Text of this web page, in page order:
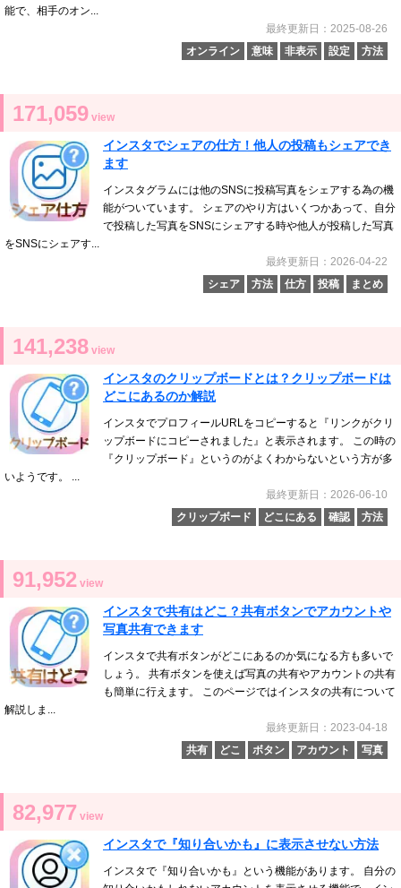
能で、相手のオン...
最終更新日：2025-08-26
オンライン
意味 非表示 設定 方法
171,059 view
インスタでシェアの仕方！他人の投稿もシェアでき
ます
インスタグラムには他のSNSに投稿写真をシェアする為の機
能がついています。 シェアのやり方はいくつかあって、自分
で投稿した写真をSNSにシェアする時や他人が投稿した写真
をSNSにシェアす...
最終更新日：2026-04-22
シェア
方法 仕方 投稿 まとめ
141,238 view
インスタのクリップボードとは？クリップボードは
どこにあるのか解説
インスタでプロフィールURLをコピーすると『リンクがクリ
ップボードにコピーされました』と表示されます。 この時の
『クリップボード』というのがよくわからないという方が多
いようです。 ...
最終更新日：2026-06-10
クリップボード
どこにある 確認 方法
91,952 view
インスタで共有はどこ？共有ボタンでアカウントや
写真共有できます
インスタで共有ボタンがどこにあるのか気になる方も多いで
しょう。 共有ボタンを使えば写真の共有やアカウントの共有
も簡単に行えます。 このページではインスタの共有について
解説しま...
最終更新日：2023-04-18
共有
どこ ボタン アカウント 写真
82,977 view
インスタで『知り合いかも』に表示させない方法
インスタで『知り合いかも』という機能があります。 自分の